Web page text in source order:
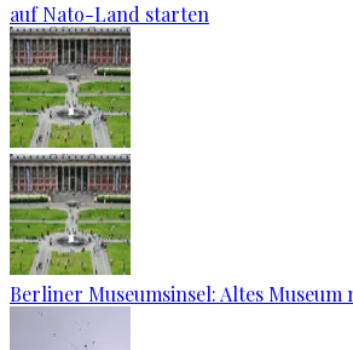
auf Nato-Land starten
Berliner Museumsinsel: Altes Museum